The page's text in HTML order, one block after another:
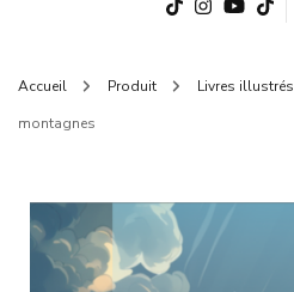
Accueil Produit Livres illustrés
montagnes